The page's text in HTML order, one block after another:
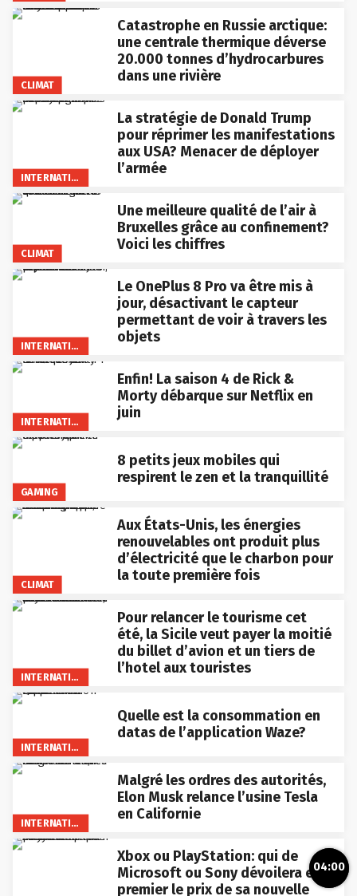
CLIMAT
Catastrophe en Russie arctique:
une centrale thermique déverse
20.000 tonnes d’hydrocarbures
dans une rivière
INTERNATIONAL
La stratégie de Donald Trump
pour réprimer les manifestations
aux USA? Menacer de déployer
l’armée
CLIMAT
Une meilleure qualité de l’air à
Bruxelles grâce au confinement?
Voici les chiffres
INTERNATIONAL
Le OnePlus 8 Pro va être mis à
jour, désactivant le capteur
permettant de voir à travers les
objets
INTERNATIONAL
Enfin! La saison 4 de Rick &
Morty débarque sur Netflix en
juin
GAMING
8 petits jeux mobiles qui
respirent le zen et la tranquillité
CLIMAT
Aux États-Unis, les énergies
renouvelables ont produit plus
d’électricité que le charbon pour
la toute première fois
INTERNATIONAL
Pour relancer le tourisme cet
été, la Sicile veut payer la moitié
du billet d’avion et un tiers de
l’hotel aux touristes
INTERNATIONAL
Quelle est la consommation en
datas de l’application Waze?
INTERNATIONAL
Malgré les ordres des autorités,
Elon Musk relance l’usine Tesla
en Californie
Xbox ou PlayStation: qui de
Microsoft ou Sony dévoilera en
premier le prix de sa nouvelle
04:00